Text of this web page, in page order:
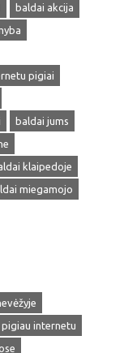
baldai akcija
pigiai
baldai jums
klaipedoje
miegamojo
pigiau internetu